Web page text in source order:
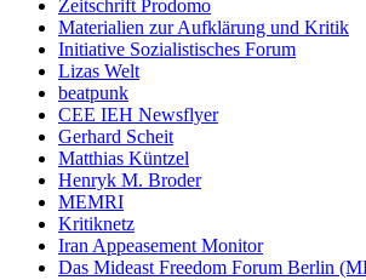
Zeitschrift Prodomo
Materialien zur Aufklärung und Kritik
Initiative Sozialistisches Forum
Lizas Welt
beatpunk
CEE IEH Newsflyer
Gerhard Scheit
Matthias Küntzel
Henryk M. Broder
MEMRI
Kritiknetz
Iran Appeasement Monitor
Das Mideast Freedom Forum Berlin